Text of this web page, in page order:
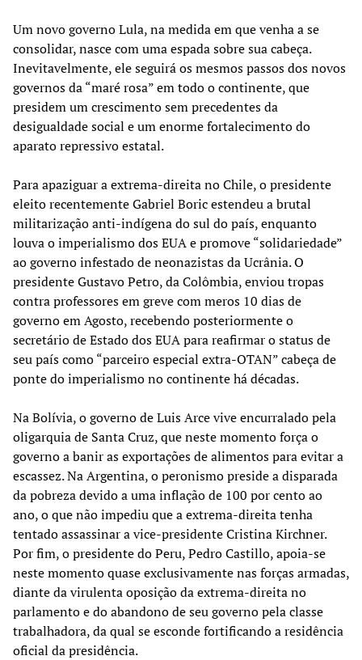
Um novo governo Lula, na medida em que venha a se
consolidar, nasce com uma espada sobre sua cabeça.
Inevitavelmente, ele seguirá os mesmos passos dos novos
governos da “maré rosa” em todo o continente, que
presidem um crescimento sem precedentes da
desigualdade social e um enorme fortalecimento do
aparato repressivo estatal.
Para apaziguar a extrema-direita no Chile, o presidente
eleito recentemente Gabriel Boric estendeu a brutal
militarização anti-indígena do sul do país, enquanto
louva o imperialismo dos EUA e promove “solidariedade”
ao governo infestado de neonazistas da Ucrânia. O
presidente Gustavo Petro, da Colômbia, enviou tropas
contra professores em greve com meros 10 dias de
governo em Agosto, recebendo posteriormente o
secretário de Estado dos EUA para reafirmar o status de
seu país como “parceiro especial extra-OTAN” cabeça de
ponte do imperialismo no continente há décadas.
Na Bolívia, o governo de Luis Arce vive encurralado pela
oligarquia de Santa Cruz, que neste momento força o
governo a banir as exportações de alimentos para evitar a
escassez. Na Argentina, o peronismo preside a disparada
da pobreza devido a uma inflação de 100 por cento ao
ano, o que não impediu que a extrema-direita tenha
tentado assassinar a vice-presidente Cristina Kirchner.
Por fim, o presidente do Peru, Pedro Castillo, apoia-se
neste momento quase exclusivamente nas forças armadas,
diante da virulenta oposição da extrema-direita no
parlamento e do abandono de seu governo pela classe
trabalhadora, da qual se esconde fortificando a residência
oficial da presidência.